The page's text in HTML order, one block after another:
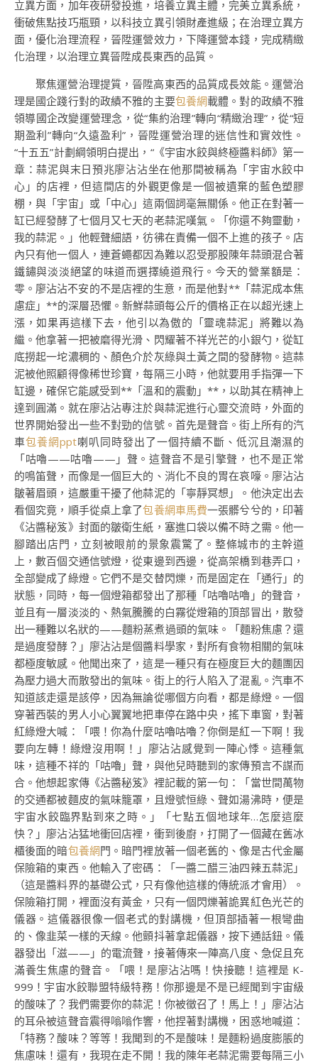
立異方面，加年夜研發投進，培養立異主體，完美立異系統，
衝破焦點技巧瓶頸，以科技立異引領財產進級；在治理立異方
面，優化治理流程，晉陞運營效力，下降運營本錢，完成精緻
化治理，以治理立異晉陞成長東西的品質。
聚焦運營治理提質，晉陞高東西的品質成長效能。運營治
理是國企踐行對的政績不雅的主要包養網載體。對的政績不雅
領導國企改變運營理念，從“集約治理”轉向“精緻治理”，從“短
期盈利”轉向“久遠盈利”，晉陞運營治理的迷信性和實效性。
“十五五”計劃綱領明白提出，“《宇宙水餃與終極醬料師》第一
章：蒜泥與末日預兆廖沾沾坐在他那間被稱為「宇宙水餃中
心」的店裡，但這間店的外觀更像是一個被遺棄的藍色塑膠
棚，與「宇宙」或「中心」這兩個詞毫無關係。他正在對著一
缸已經發酵了七個月又七天的老蒜泥嘆氣。「你還不夠靈動，
我的蒜泥。」他輕聲細語，彷彿在責備一個不上進的孩子。店
內只有他一個人，連蒼蠅都因為難以忍受那股陳年蒜頭混合著
鐵鏽與淡淡絕望的味道而選擇繞道飛行。今天的營業額是：
零。廖沾沾不安的不是店裡的生意，而是他對**「蒜泥成本焦
慮症」**的深層恐懼。新鮮蒜頭每公斤的價格正在以超光速上
漲，如果再這樣下去，他引以為傲的「靈魂蒜泥」將難以為
繼。他拿著一把被磨得光滑、閃耀著不祥光芒的小銀勺，從缸
底撈起一坨濃稠的、顏色介於灰綠與土黃之間的發酵物。這蒜
泥被他照顧得像稀世珍寶，每隔三小時，他就要用手指彈一下
缸邊，確保它能感受到**「溫和的震動」**，以助其在精神上
達到圓滿。就在廖沾沾專注於與蒜泥進行心靈交流時，外面的
世界開始發出一些不對勁的信號。首先是聲音。街上所有的汽
車包養網ppt喇叭同時發出了一個持續不斷、低沉且潮濕的
「咕嚕——咕嚕——」聲。這聲音不是引擎聲，也不是正常
的鳴笛聲，而像是一個巨大的、消化不良的胃在哀嚎。廖沾沾
皺著眉頭，這嚴重干擾了他蒜泥的「寧靜冥想」。他決定出去
看個究竟，順手從桌上拿了包養網車馬費一張髒兮兮的，印著
《沾醬秘笈》封面的皺衛生紙，塞進口袋以備不時之需。他一
腳踏出店門，立刻被眼前的景象震驚了。整條城市的主幹道
上，數百個交通信號燈，從東邊到西邊，從高架橋到巷弄口，
全部變成了綠燈。它們不是交替閃爍，而是固定在「通行」的
狀態，同時，每一個燈箱都發出了那種「咕嚕咕嚕」的聲音，
並且有一層淡淡的、熱氣騰騰的白霧從燈箱的頂部冒出，散發
出一種難以名狀的——麵粉蒸煮過頭的氣味。「麵粉焦慮？還
是過度發酵？」廖沾沾是個醬料學家，對所有食物相關的氣味
都極度敏感。他聞出來了，這是一種只有在極度巨大的麵團因
為壓力過大而散發出的氣味。街上的行人陷入了混亂。汽車不
知道該走還是該停，因為無論從哪個方向看，都是綠燈。一個
穿著西裝的男人小心翼翼地把車停在路中央，搖下車窗，對著
紅綠燈大喊：「喂！你為什麼咕嚕咕嚕？你倒是紅一下啊！我
要向左轉！綠燈沒用啊！」廖沾沾感覺到一陣心悸。這種氣
味，這種不祥的「咕嚕」聲，與他兒時聽到的家傳預言不謀而
合。他想起家傳《沾醬秘笈》裡記載的第一句：「當世間萬物
的交通都被麵皮的氣味籠罩，且燈號恒綠、聲如湯沸時，便是
宇宙水餃臨界點到來之時。」「七點五個地球年…怎麼這麼
快？」廖沾沾猛地衝回店裡，衝到後廚，打開了一個藏在舊冰
櫃後面的暗包養網門。暗門裡放著一個老舊的、像是古代金屬
保險箱的東西。他輸入了密碼：「一醬二醋三油四辣五蒜泥」
（這是醬料界的基礎公式，只有像他這樣的傳統派才會用）。
保險箱打開，裡面沒有黃金，只有一個閃爍著詭異紅色光芒的
儀器。這儀器很像一個老式的對講機，但頂部插著一根彎曲
的、像韭菜一樣的天線。他顫抖著拿起儀器，按下通話鈕。儀
器發出「滋——」的電流聲，接著傳來一陣高八度、急促且充
滿養生焦慮的聲音。「喂！是廖沾沾嗎！快接聽！這裡是 K-
999！宇宙水餃聯盟特級特務！你那邊是不是已經聞到宇宙級
的酸味了？我們需要你的蒜泥！你被徵召了！馬上！」廖沾沾
的耳朵被這聲音震得嗡嗡作響，他捏著對講機，困惑地喊道：
「特務？酸味？等等！我聞到的不是酸味！是麵粉過度膨脹的
焦慮味！還有，我現在走不開！我的陳年老蒜泥需要每隔三小